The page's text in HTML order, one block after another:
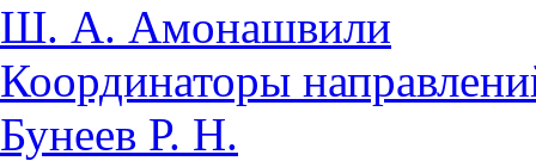
Ш. А. Амонашвили
Координаторы
Бунеев Р. Н.